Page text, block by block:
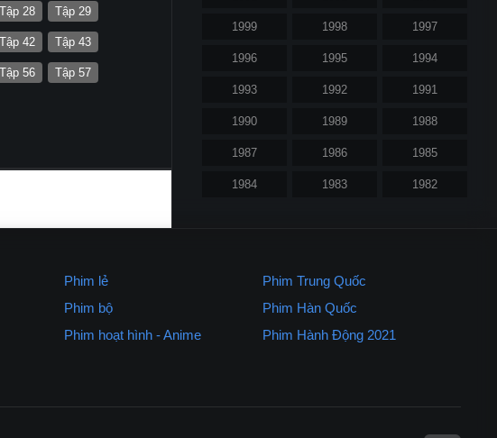
Tập 28 Tập 29
Tập 42 Tập 43
Tập 56 Tập 57
1999 1998 1997
1996 1995 1994
1993 1992 1991
1990 1989 1988
1987 1986 1985
1984 1983 1982
Xem nhiều nhất
Chúa Tể Của Những Chiếc Nhẫn 1
Phim lẻ
Phim bộ
Phim hoạt hình - Anime
Phim Trung Quốc
Phim Hàn Quốc
Phim Hành Động 2021